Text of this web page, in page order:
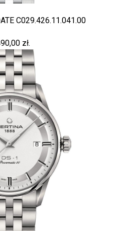
C029.426.11.041.00
zł.